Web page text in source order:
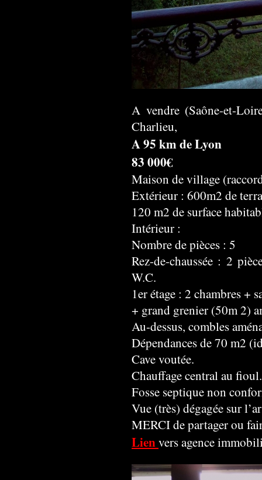
A vendre (Saône-et-
Charlieu,
A 95 km de Lyon
83 000€
Maison de village
Extérieur : 600m2 de
120 m2 de surface
Intérieur :
Nombre de pièces : 5
Rez-de-chaussée : 2
W.C.
1er étage : 2 chambres +
+ grand grenier (50m 2)
Au-dessus, combles
Dépendances de 70 m2
Cave voutée.
Chauffage central au
Fosse septique non
Vue (très) dégagée sur
MERCI de partager ou
Lienvers agence